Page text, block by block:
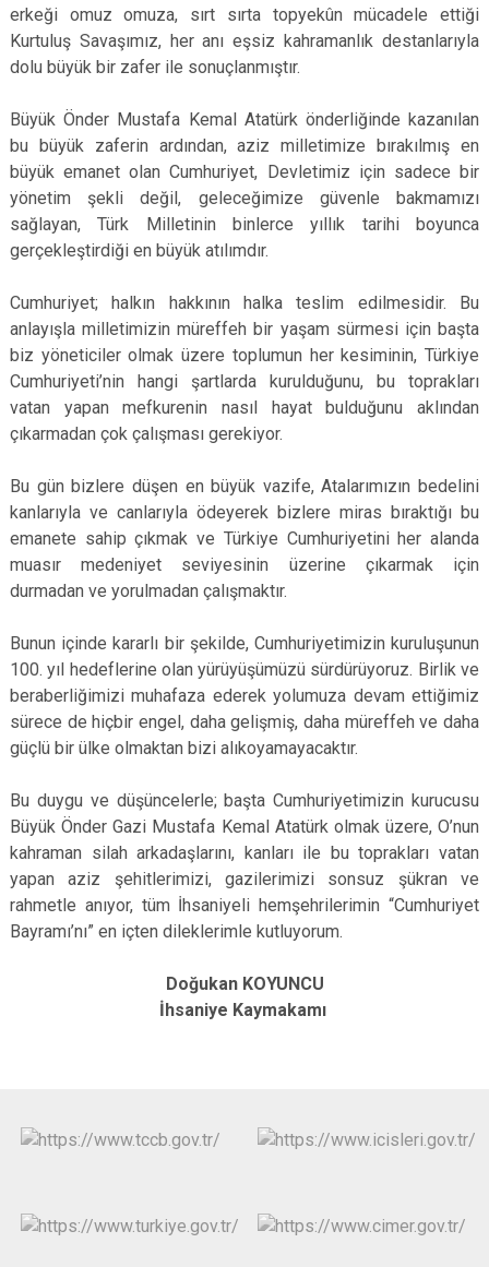
erkeği omuz omuza, sırt sırta topyekûn mücadele ettiği
Kurtuluş Savaşımız, her anı eşsiz kahramanlık destanlarıyla
dolu büyük bir zafer ile sonuçlanmıştır.
Büyük Önder Mustafa Kemal Atatürk önderliğinde kazanılan
bu büyük zaferin ardından, aziz milletimize bırakılmış en
büyük emanet olan Cumhuriyet, Devletimiz için sadece bir
yönetim şekli değil, geleceğimize güvenle bakmamızı
sağlayan, Türk Milletinin binlerce yıllık tarihi boyunca
gerçekleştirdiği en büyük atılımdır.
Cumhuriyet; halkın hakkının halka teslim edilmesidir. Bu
anlayışla milletimizin müreffeh bir yaşam sürmesi için başta
biz yöneticiler olmak üzere toplumun her kesiminin, Türkiye
Cumhuriyeti’nin hangi şartlarda kurulduğunu, bu toprakları
vatan yapan mefkurenin nasıl hayat bulduğunu aklından
çıkarmadan çok çalışması gerekiyor.
Bu gün bizlere düşen en büyük vazife, Atalarımızın bedelini
kanlarıyla ve canlarıyla ödeyerek bizlere miras bıraktığı bu
emanete sahip çıkmak ve Türkiye Cumhuriyetini her alanda
muasır medeniyet seviyesinin üzerine çıkarmak için
durmadan ve yorulmadan çalışmaktır.
Bunun içinde kararlı bir şekilde, Cumhuriyetimizin kuruluşunun
100. yıl hedeflerine olan yürüyüşümüzü sürdürüyoruz. Birlik ve
beraberliğimizi muhafaza ederek yolumuza devam ettiğimiz
sürece de hiçbir engel, daha gelişmiş, daha müreffeh ve daha
güçlü bir ülke olmaktan bizi alıkoyamayacaktır.
Bu duygu ve düşüncelerle; başta Cumhuriyetimizin kurucusu
Büyük Önder Gazi Mustafa Kemal Atatürk olmak üzere, O’nun
kahraman silah arkadaşlarını, kanları ile bu toprakları vatan
yapan aziz şehitlerimizi, gazilerimizi sonsuz şükran ve
rahmetle anıyor, tüm İhsaniyeli hemşehrilerimin “Cumhuriyet
Bayramı’nı” en içten dileklerimle kutluyorum.
Doğukan KOYUNCU
İhsaniye Kaymakamı